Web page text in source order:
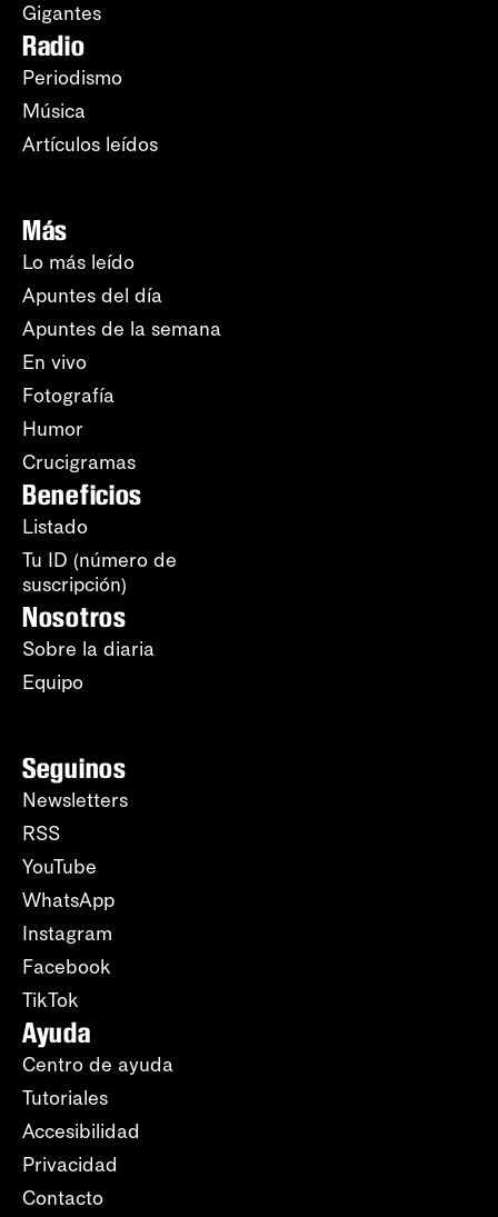
Gigantes
Radio
Periodismo
Música
Artículos leídos
Más
Lo más leído
Apuntes del día
Apuntes de la semana
En vivo
Fotografía
Humor
Crucigramas
Beneficios
Listado
Tu ID (número de
suscripción)
Nosotros
Sobre la diaria
Equipo
Seguinos
Newsletters
RSS
YouTube
WhatsApp
Instagram
Facebook
TikTok
Ayuda
Centro de ayuda
Tutoriales
Accesibilidad
Privacidad
Contacto